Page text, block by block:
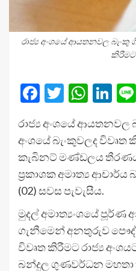
රාජ්‍ය අංශයේ ආයතනවල
කිරීමට
Facebook
Twitter
රාජ්‍ය අංශයේ
අංශයේ බැංකුවලද විවෘත
කැබිනට් මණ්ඩලය
ප්‍රකාශක අමාත්‍ය
(02) සවස පැවැසීය.
මුදල් අමාත්‍යංශයේ පූර්ණ
ගැනීමෙන් අනතුරුව
විවෘත කිරීමට රාජ්‍ය
බන්දුල ගුණවර්ධන මහතා